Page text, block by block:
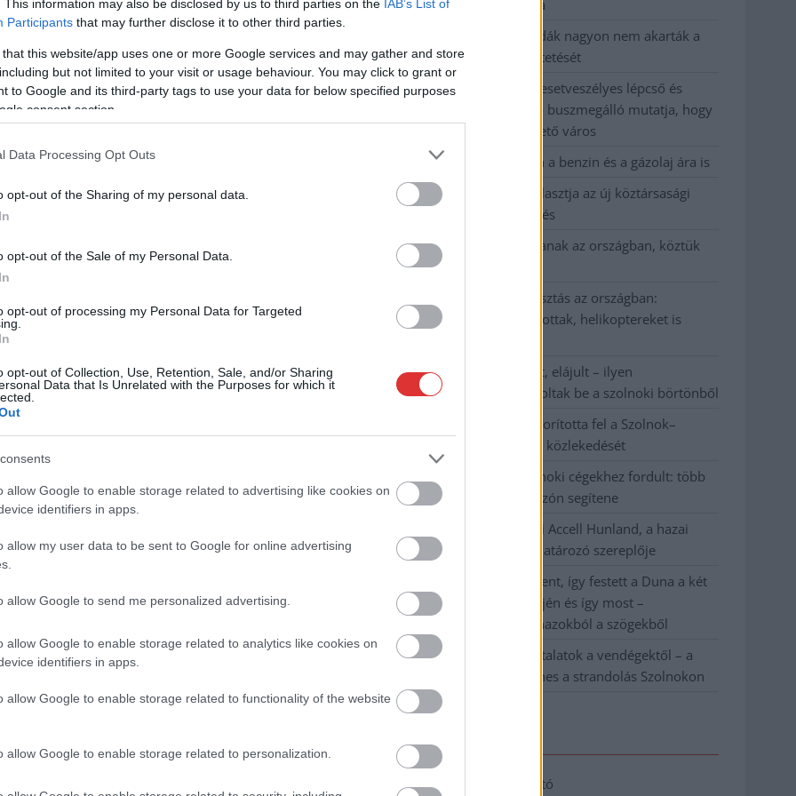
This information may also be disclosed by us to third parties on the IAB’s List of
Participants that may further disclose it to other third parties.
that this website/app uses one or more Google services and may gather and store
but not limited to your visit or usage behaviour. You may click to grant or
to Google and its third-party tags to use your data for below specified purposes
consent section.
Data Processing Opt Outs
opt-out of the Sharing of my personal data.
opt-out of the Sale of my Personal Data.
opt-out of processing my Personal Data for Targeted
opt-out of Collection, Use, Retention, Sale, and/or Sharing
Data that Is Unrelated with the Purposes for which it
allow Google to enable storage related to advertising like cookies on
identifiers in apps.
allow my user data to be sent to Google for online advertising
allow Google to send me personalized advertising.
allow Google to enable storage related to analytics like cookies on
identifiers in apps.
allow Google to enable storage related to functionality of the website
allow Google to enable storage related to personalization.
Most már nemcsak egy csatorna műsorának
munkatársai, hanem az ügyészség emberei
is tisztában kell legyenek azzal az
aprósággal, hogy ki az a Zsolti bácsi.
Érdemes figyelni a következő napok
TOVÁBB OLVASOM
bejelentések sorozata is igazolja. Orbán
Viktor, Semjén Zsolt és több meghatározó
kívánnak beülni az új Országgyűlésbe, a
Fidelitas elnökére, Mohácsy Istvánra sem
órakor kezdődött a sorsdöntő frakcióülés,
ahol az ellenzéki szerepbe kényszerült
kevesebbet vittek haza
A Szolnok megyei gazdák nagyon nem akarták a
JÉGER további üzemeltetését
Csendélet 5.0: alig balesetveszélyes lépcső és
remek állapotban levő buszmegálló mutatja, hogy
Szolnok mennyire élhető város
Pénteken újra csökken a benzin és a gázolaj ára is
Napokon belül megválasztja az új köztársasági
elnököt az Országgyűlés
Kiterjedt tüzek pusztítanak az országban, köztük
Karcagon
Harmadfokú hőségriasztás az országban:
Szolnokon klímát javítottak, helikoptereket is
A zárkában rosszul lett, elájult – ilyen
körülményekről számoltak be a szolnoki börtönből
Váratlan fennakadás borította fel a Szolnok–
Kecskemét vasútvonal közlekedését
A polgármester a szolnoki cégekhez fordult: több
száz elbocsátott dolgozón segítene
Csődbe ment a tószegi Accell Hunland, a hazai
kerékpárgyártás meghatározó szereplője
Egyszer fent, egyszer lent, így festett a Duna a két
évvel ezelőtti árvíz idején és így most –
fotógyűjtemény ugyanazokból a szögekből
Ilyenek eddig a tapasztalatok a vendégektől – a
hőhullám miatt ingyenes a strandolás Szolnokon
Adatkezelési tájékoztató